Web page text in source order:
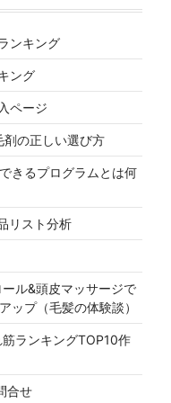
ンキング
ング
ページ
の正しい選び方
きるプログラムとは何
リスト分析
ル&頭皮マッサージで
ップ（毛髪の体験談）
ランキングTOP10作
合せ